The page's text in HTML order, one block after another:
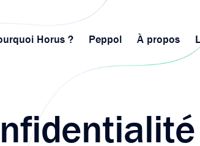
Horus ? Peppol À propos